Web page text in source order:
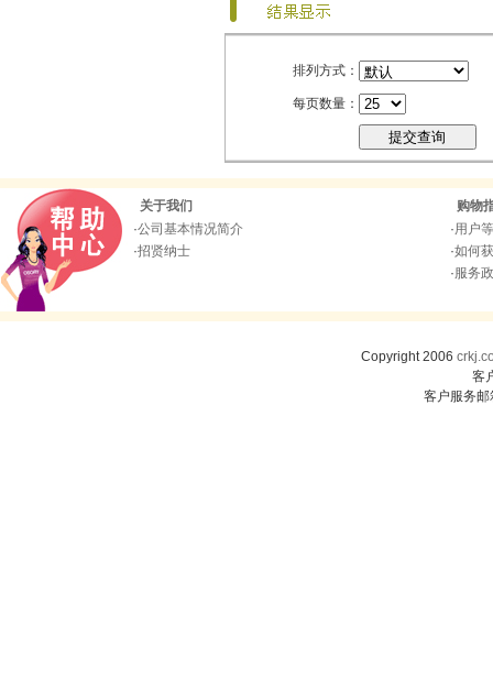
排列方式：
每页数量：
关于我们
·公司基本情况简介
·招贤纳士
购物
·用户
·如何
·服务
Copyright 2006
客
客户服务邮